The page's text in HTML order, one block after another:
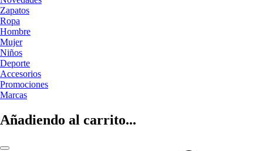
Zapatos
Ropa
Hombre
Mujer
Niños
Deporte
Accesorios
Promociones
Marcas
Añadiendo al carrito...